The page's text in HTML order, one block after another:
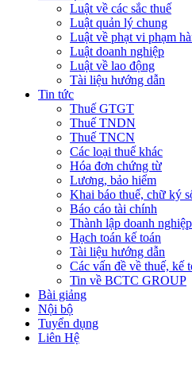
Luật về các sắc thuế
Luật quản lý chung
Luật về phạt vi phạm
Luật doanh nghiệp
Luật về lao động
Tài liệu hướng dẫn
Tin tức
Thuế GTGT
Thuế TNDN
Thuế TNCN
Các loại thuế khác
Hóa đơn chứng từ
Lương, bảo hiểm
Khai báo thuế, chữ ký
Báo cáo tài chính
Thành lập doanh nghiệp
Hạch toán kế toán
Tài liệu hướng dẫn
Các vấn đề về thuế, kế
Tin về BCTC GROUP
Bài giảng
Nội bộ
Tuyển dụng
Liên Hệ